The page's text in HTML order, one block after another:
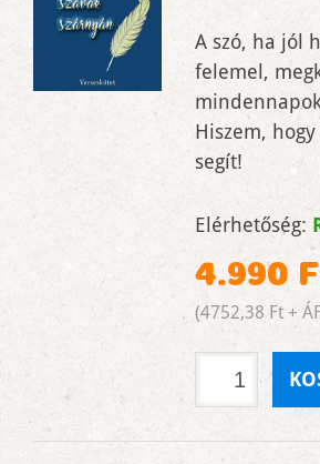
A szó, ha jól
felemel,
Hiszem,
segít!
Elérhetőség:
4.990
(4752,38 Ft +